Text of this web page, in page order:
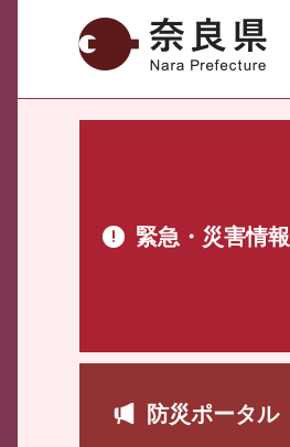
奈良県
緊急・災害情報
防災ポータル